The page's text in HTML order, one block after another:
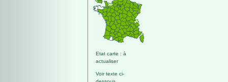
Etat carte : à
actualiser
Voir texte ci-